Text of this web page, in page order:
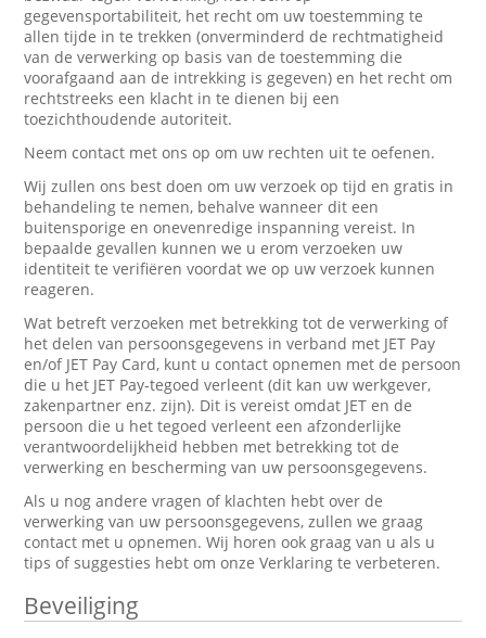
gegevensportabiliteit, het recht om uw toestemming te
allen tijde in te trekken (onverminderd de rechtmatigheid
van de verwerking op basis van de toestemming die
voorafgaand aan de intrekking is gegeven) en het recht om
rechtstreeks een klacht in te dienen bij een
toezichthoudende autoriteit.
Neem contact met ons op om uw rechten uit te oefenen.
Wij zullen ons best doen om uw verzoek op tijd en gratis in
behandeling te nemen, behalve wanneer dit een
buitensporige en onevenredige inspanning vereist. In
bepaalde gevallen kunnen we u erom verzoeken uw
identiteit te verifiëren voordat we op uw verzoek kunnen
reageren.
Wat betreft verzoeken met betrekking tot de verwerking of
het delen van persoonsgegevens in verband met JET Pay
en/of JET Pay Card, kunt u contact opnemen met de persoon
die u het JET Pay-tegoed verleent (dit kan uw werkgever,
zakenpartner enz. zijn). Dit is vereist omdat JET en de
persoon die u het tegoed verleent een afzonderlijke
verantwoordelijkheid hebben met betrekking tot de
verwerking en bescherming van uw persoonsgegevens.
Als u nog andere vragen of klachten hebt over de
verwerking van uw persoonsgegevens, zullen we graag
contact met u opnemen. Wij horen ook graag van u als u
tips of suggesties hebt om onze Verklaring te verbeteren.
Beveiliging